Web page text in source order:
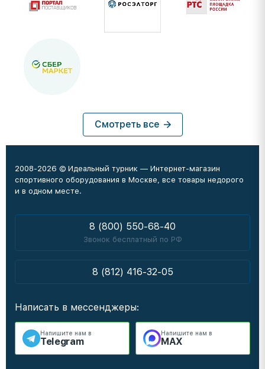
Смотреть все
2008-2026 © Идеальный турник — Интернет-магазин
спортивного оборудования в Москве, все товары недорого
и в одном месте.
8 (800) 550-68-40
Звонок бесплатный по РФ
8 (812) 416-32-05
Написать в мессенджеры:
Напишите нам в
Telegram
Напишите нам в
MAX